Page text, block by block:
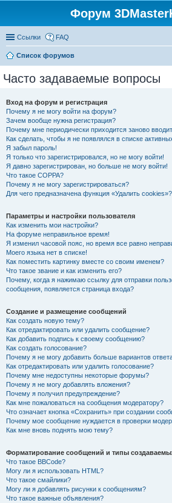
Форум
Ссылки FAQ
Список форумов
Часто задаваемые вопросы
Вход на форум и регистрация
Почему я не могу войти на форум?
Зачем вообще нужна регистрация?
Почему мне периодически приходится заново
Как сделать, чтобы я не появлялся в списке
Я забыл пароль!
Я только что зарегистрировался, но не могу войти!
Я давно зарегистрирован, но больше не могу войти!
Что такое COPPA?
Почему я не могу зарегистрироваться?
Для чего предназначена функция «Удалить cookies»?
Параметры и настройки пользователя
Как изменить мои настройки?
На форуме неправильное время!
Я изменил часовой пояс, но время все равно
Моего языка нет в списке!
Как поместить картинку вместе со своим именем?
Что такое звание и как изменить его?
Почему, когда я нажимаю ссылку для отправки
сообщения, появляется страница входа?
Создание и размещение сообщений
Как создать новую тему?
Как отредактировать или удалить сообщение?
Как добавить подпись к своему сообщению?
Как создать голосование?
Почему я не могу добавить больше вариантов
Как отредактировать или удалить голосование?
Почему мне недоступны некоторые форумы?
Почему я не могу добавлять вложения?
Почему я получил предупреждение?
Как мне пожаловаться на сообщения модератору?
Что означает кнопка «Сохранить» при создании
Почему мое сообщение нуждается в проверки
Как мне вновь поднять мою тему?
Форматирование сообщений и типы
Что такое BBCode?
Могу ли я использовать HTML?
Что такое смайлики?
Могу ли я добавлять рисунки к сообщениям?
Что такое важные объявления?